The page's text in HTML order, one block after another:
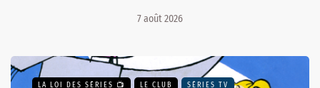
7 août 2026
LA LOI DES SÉRIES 📺 LE CLUB SÉRIES TV